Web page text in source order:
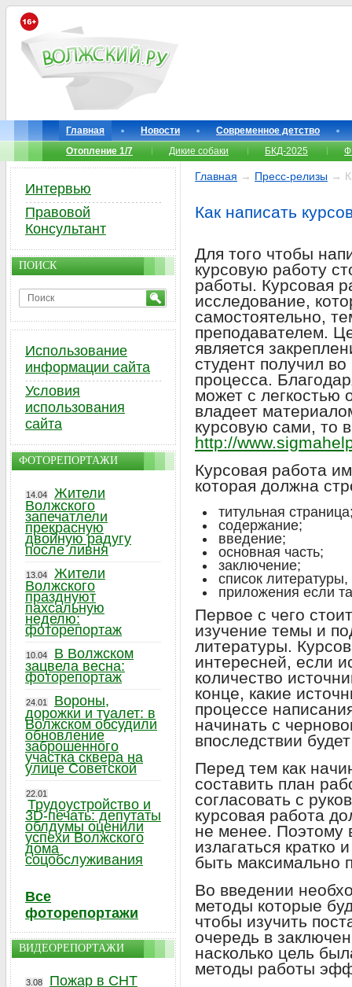
Главная Новости
Современное детство
Отопление 1/7
Дикие собаки БКД-2025
Главная → Пресс-релизы →
Как написать
Для того чтобы
курсовую работу
работы. Курсовая
исследование,
самостоятельно,
преподавателем.
является
студент получил
процесса.
может с легкостью
владеет
курсовую сами, то
http://
Курсовая работа
которая должна
титульная
содержание;
введение;
основная часть;
заключение;
список
приложения если
Первое с чего
изучение темы и
литературы.
интересней, если
количество
конце, какие
процессе
начинать с
впоследствии
Перед тем как
составить план
согласовать с
курсовая работа
не менее. Поэтому
излагаться кратко
быть максимально
Во введении
методы которые
чтобы изучить
очередь в
насколько цель
методы работы
Интервью
Правовой
Консультант
ПОИСК
Использование
информации сайта
Условия
использования
сайта
ФОТОРЕПОРТАЖИ
14.04
Жители
Волжского
запечатлели
прекрасную
двойную радугу
после ливня
13.04
Жители
Волжского
празднуют
пахсальную
неделю:
фоторепортаж
10.04
В Волжском
зацвела весна:
фоторепортаж
24.01
Вороны,
дорожки и туалет: в
Волжском обсудили
обновление
заброшенного
участка сквера на
улице Советской
22.01
Трудоустройство и
3D-печать: депутаты
облдумы оценили
успехи Волжского
дома
соцобслуживания
Все
фоторепортажи
ВИДЕОРЕПОРТАЖИ
3.08
Пожар в СНТ